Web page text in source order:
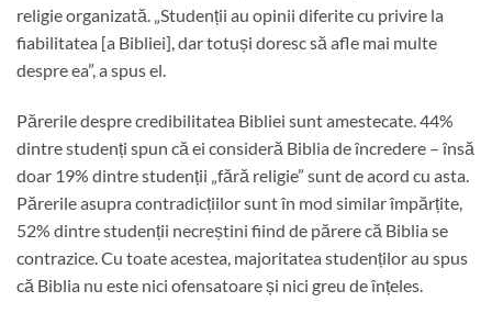
religie organizată. „Studenții au opinii diferite cu privire la
fiabilitatea [a Bibliei], dar totuși doresc să afle mai multe
despre ea”, a spus el.
Părerile despre credibilitatea Bibliei sunt amestecate. 44%
dintre studenți spun că ei consideră Biblia de încredere – însă
doar 19% dintre studenții „fără religie” sunt de acord cu asta.
Părerile asupra contradicțiilor sunt în mod similar împărțite,
52% dintre studenții necreștini fiind de părere că Biblia se
contrazice. Cu toate acestea, majoritatea studenților au spus
că Biblia nu este nici ofensatoare și nici greu de înțeles.